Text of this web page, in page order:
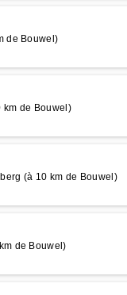
de Bouwel)
km de Bouwel)
(à 10 km de Bouwel)
de Bouwel)